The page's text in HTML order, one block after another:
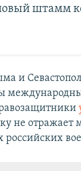
штамм
и
не